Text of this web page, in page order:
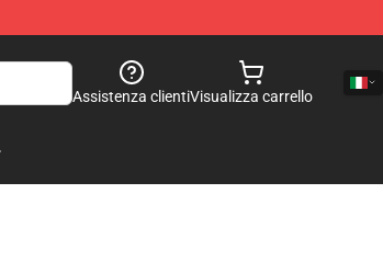
Assistenza clientiVisualizza carrello